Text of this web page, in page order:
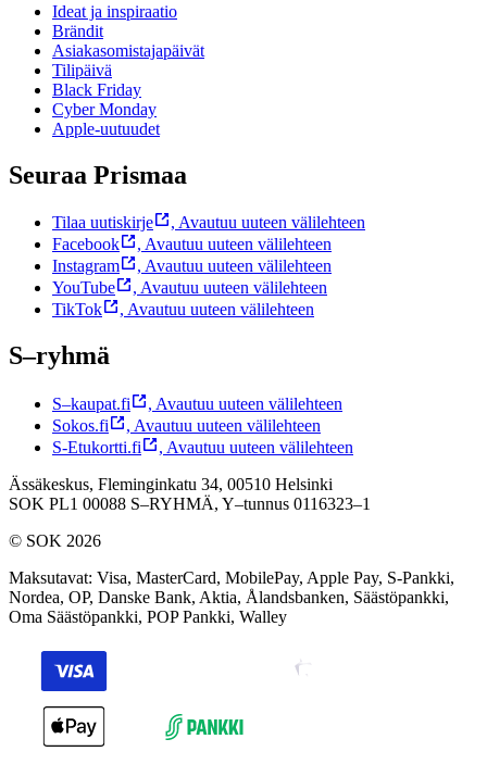
Ideat ja inspiraatio
Brändit
Asiakasomistajapäivät
Tilipäivä
Black Friday
Cyber Monday
Apple-uutuudet
Seuraa Prismaa
Tilaa uutiskirje , Avautuu uuteen välilehteen
Facebook
, Avautuu uuteen välilehteen
Instagram
, Avautuu uuteen välilehteen
YouTube
, Avautuu uuteen välilehteen
TikTok
, Avautuu uuteen välilehteen
S–ryhmä
S–kaupat.fi , Avautuu uuteen välilehteen
Sokos.fi
, Avautuu uuteen välilehteen
S-Etukortti.fi
, Avautuu uuteen välilehteen
Ässäkeskus, Fleminginkatu 34, 00510 Helsinki
SOK PL1 00088 S–RYHMÄ, Y–tunnus 0116323–1
© SOK 2026
Maksutavat: Visa, MasterCard, MobilePay, Apple Pay, S-Pankki,
Nordea, OP, Danske Bank, Aktia, Ålandsbanken, Säästöpankki,
Oma Säästöpankki, POP Pankki, Walley